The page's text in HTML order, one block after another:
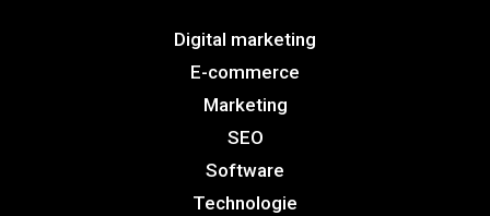
Digital marketing
E-commerce
Marketing
SEO
Software
Technologie